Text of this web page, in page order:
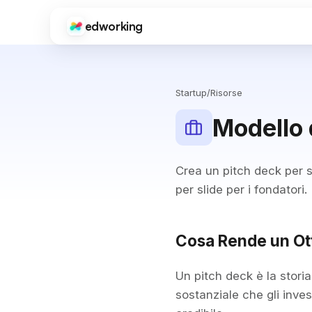
Edworking
edworking
Videoconferenza integrata
Startup/Risorse
Modello
Crea un pitch deck per
per slide per i fondatori.
Cosa Rende un
Un pitch deck è la
sostanziale che gli